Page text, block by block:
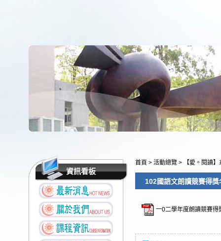
資訊看板
首頁 > 活動總覽 > 【愛。閱讀
102國語文朗讀競賽得獎
一0二學年度朗讀競賽得